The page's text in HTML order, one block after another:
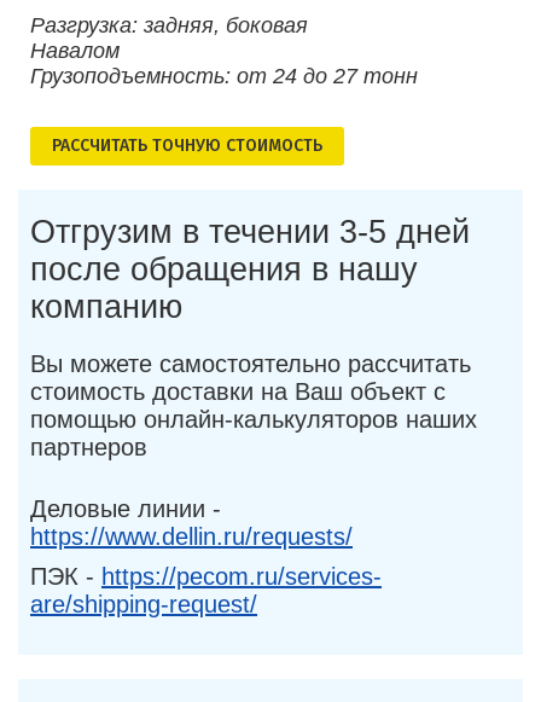
Разгрузка: задняя, боковая
Навалом
Грузоподъемность: от 24 до 27 тонн
РАСCЧИТАТЬ ТОЧНУЮ СТОИМОСТЬ
Отгрузим в течении 3-5 дней
после обращения в нашу
компанию
Вы можете самостоятельно рассчитать
стоимость доставки на Ваш объект с
помощью онлайн-калькуляторов наших
партнеров
Деловые линии -
https://www.dellin.ru/requests/
ПЭК - https://pecom.ru/services-
are/shipping-request/